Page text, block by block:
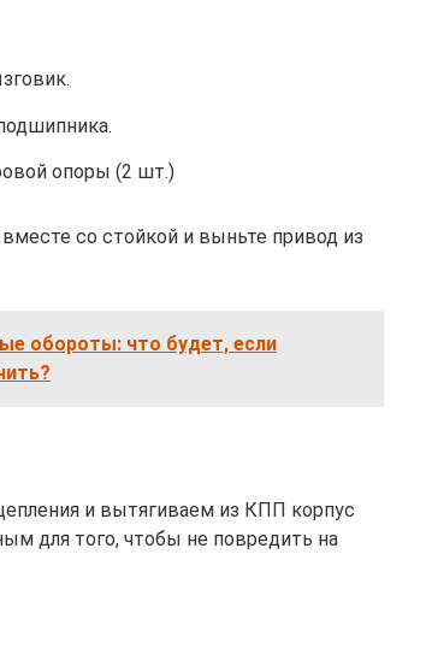
опоры (2 шт.)
со стойкой и выньте привод из
обороты: что будет, если
и вытягиваем из КПП корпус
для того, чтобы не повредить на